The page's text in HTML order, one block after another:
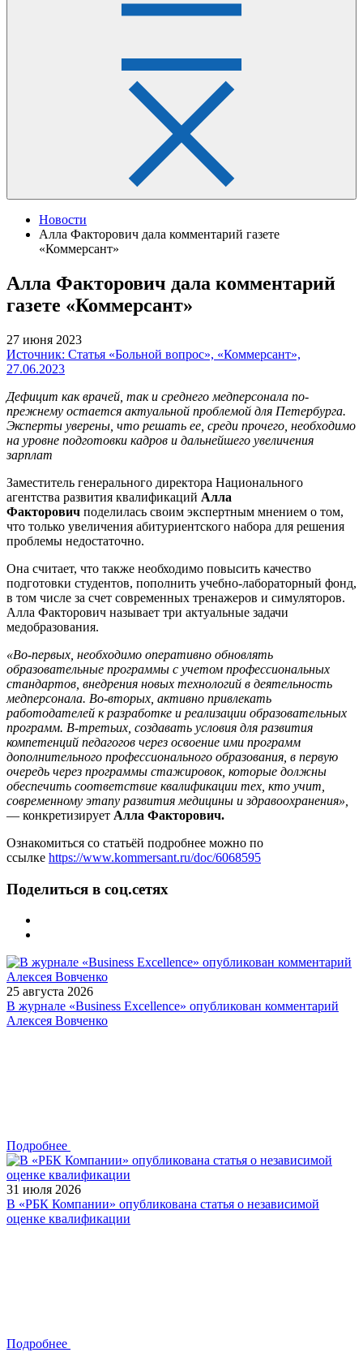
Новости
Алла Факторович дала комментарий газете
«Коммерсант»
Алла Факторович дала комментарий
газете «Коммерсант»
27 июня 2023
Источник: Статья «Больной вопрос», «Коммерсант»,
27.06.2023
Дефицит как врачей, так и среднего медперсонала по-
прежнему остается актуальной проблемой для Петербурга.
Эксперты уверены, что решать ее, среди прочего, необходимо
на уровне подготовки кадров и дальнейшего увеличения
зарплат
Заместитель генерального директора Национального
агентства развития квалификаций Алла
Факторович поделилась своим экспертным мнением о том,
что только увеличения абитуриентского набора для решения
проблемы недостаточно.
Она считает, что также необходимо повысить качество
подготовки студентов, пополнить учебно-лабораторный фонд,
в том числе за счет современных тренажеров и симуляторов.
Алла Факторович называет три актуальные задачи
медобразования.
«Во-первых, необходимо оперативно обновлять
образовательные программы с учетом профессиональных
стандартов, внедрения новых технологий в деятельность
медперсонала. Во-вторых, активно привлекать
работодателей к разработке и реализации образовательных
программ. В-третьих, создавать условия для развития
компетенций педагогов через освоение ими программ
дополнительного профессионального образования, в первую
очередь через программы стажировок, которые должны
обеспечить соответствие квалификации тех, кто учит,
современному этапу развития медицины и здравоохранения»,
— конкретизирует Алла Факторович.
Ознакомиться со статьёй подробнее можно по
ссылке https://www.kommersant.ru/doc/6068595
Поделиться в соц.сетях
25 августа 2026
В журнале «Business Excellence» опубликован комментарий
Алексея Вовченко
Подробнее
31 июля 2026
В «РБК Компании» опубликована статья о независимой
оценке квалификации
Подробнее